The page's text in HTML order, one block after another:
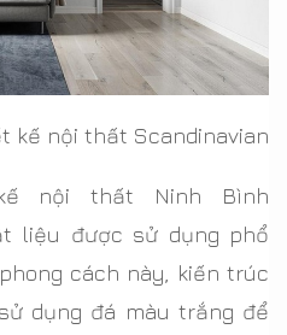
kế nội thất Scandinavian
nội thất Ninh Bình
liệu được sử dụng phổ
cách này, kiến trúc
dụng đá màu trắng để